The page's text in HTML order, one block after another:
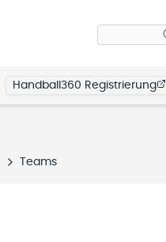
Handball360 Registrierung
Teams